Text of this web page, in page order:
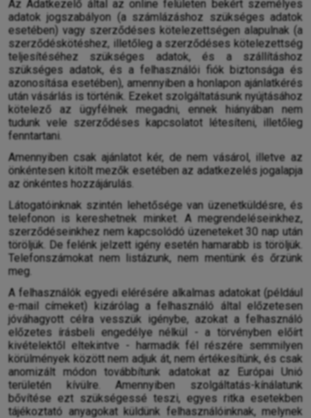
Az Adatkezelő által az online felületen bekért személyes
adatok jogszabályon (a számlázáshoz szükséges adatok
esetében) vagy szerződéses kötelezettségen alapulnak (a
szerződéskötéshez, illetőleg a szerződéses kötelezettség
teljesítéséhez szükséges adatok, és a szállításhoz
szükséges adatok, és a felhasználói fiók biztonsága és
azonosítása esetében), amennyiben a honlapon ajánlatkérés
után vásárlás is történik. Ezeket szolgáltatásunk nyújtásához
kötelező az ügyfélnek megadni, ennek hiányában nem
tudunk vele szerződéses kapcsolatot létesíteni, illetőleg
fenntartani.
Amennyiben csak ajánlatot kér, de nem vásárol, illetve az
önkéntesen kitölt mezők esetében az adatkezelés jogalapja
az önkéntes hozzájárulás.
Látogatóinknak szintén lehetősége van üzenetküldésre, és
telefonon is kereshetnek minket. A megrendeléseinkhez,
szerződéseinkhez nem kapcsolódó üzeneteket 30 nap után
töröljük. De felénk jelzett igény esetén hamarabb is töröljük.
Telefonszámokat nem listázunk, nem mentünk és őrzünk
meg.
A felhasználók egyedi elérésére alkalmas adatokat (például
e-mail címeket) kizárólag a felhasználó által előzetesen
jóváhagyott célra vesszük igénybe, azokat a felhasználó
előzetes írásbeli engedélye nélkül - a törvényben előírt
kivételektől eltekintve - harmadik fél részére semmilyen
körülmények között nem adjuk át, nem értékesítünk, és csak
anomizált módon továbbítunk adatokat az Európai Unió
területén kívülre.
Amennyiben szolgáltatás-kínálatunk
bővítése ezt szükségessé teszi, egyes ritka esetekben
tájékoztató anyagokat küldünk felhasználóinknak, melynek